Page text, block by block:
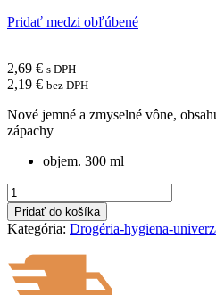
Pridať medzi obľúbené
2,69 € s DPH
2,19 € bez DPH
Nové jemné a zmyselné vône,
zápachy
objem. 300 ml
množstvo
Brait
osviežovač
vzduchu
Lemon
Fresh
300ml
Pridať do košíka
Kategória: Drogéria-hygiena-